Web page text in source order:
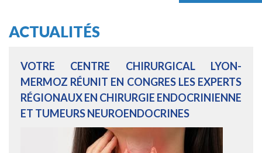
ACTUALITÉS
VOTRE CENTRE CHIRURGICAL LYON-
MERMOZ RÉUNIT EN CONGRES LES EXPERTS
RÉGIONAUX EN CHIRURGIE ENDOCRINIENNE
ET TUMEURS NEUROENDOCRINES